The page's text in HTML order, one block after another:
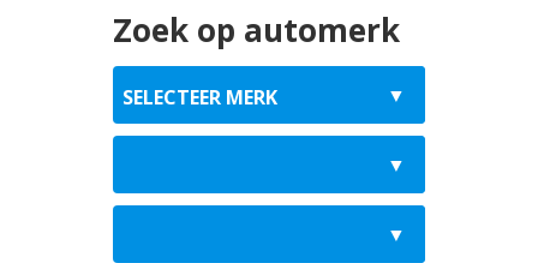
Zoek op automerk